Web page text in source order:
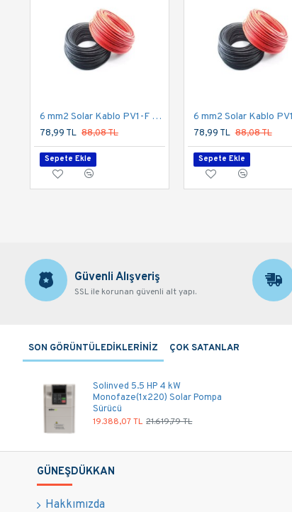
6 mm2 Solar Kablo PV1-F Kırmızı
78,99 TL 88,08 TL
Sepete Ekle
78,99 TL 88,08 TL
Sepete Ekle
Güvenli Alışveriş
SSL ile korunan güvenli alt yapı.
SON GÖRÜNTÜLEDİKLERİNİZ ÇOK SATANLAR
Solinved 5.5 HP 4 kW
Monofaze(1x220) Solar Pompa
Sürücü
19.388,07 TL 21.619,79 TL
GÜNEŞDÜKKAN
Hakkımızda